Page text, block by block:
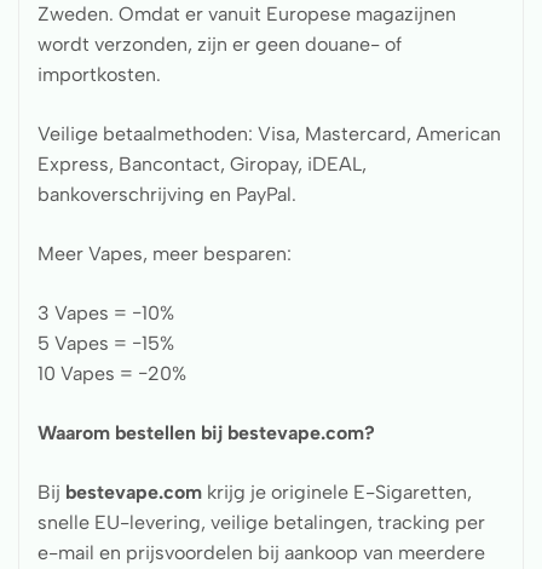
Zweden. Omdat er vanuit Europese magazijnen
wordt verzonden, zijn er geen douane- of
importkosten.
Veilige betaalmethoden: Visa, Mastercard, American
Express, Bancontact, Giropay, iDEAL,
bankoverschrijving en PayPal.
Meer Vapes, meer besparen:
3 Vapes = −10%
5 Vapes = −15%
10 Vapes = −20%
Waarom bestellen bij bestevape.com?
Bij bestevape.com krijg je originele E-Sigaretten,
snelle EU-levering, veilige betalingen, tracking per
e-mail en prijsvoordelen bij aankoop van meerdere